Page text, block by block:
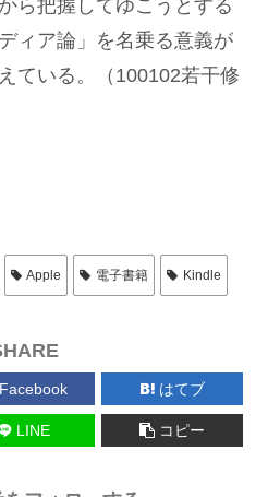
ら把握してゆこうとする
ィア論」を名乗る意義が
ている。（100102若干修
Apple 電子書籍 Kindle
Facebook はてブ
LINE コピー